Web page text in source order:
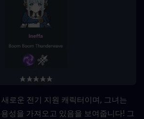
로운 전기 지원 캐릭터이며, 그녀는
성을 가져오고 있음을 보여줍니다! 그